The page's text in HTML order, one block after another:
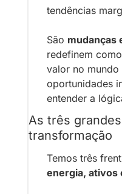
tendências
São mudanças
redefinem
valor no
oportunidades
entender a
As três
transformação
T
energia, ativos